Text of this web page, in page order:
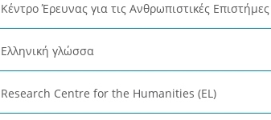
Κέντρο Έρευνας για τις Ανθρωπιστικές
Ελληνική γλώσσα
Research Centre for the Humanities (EL)